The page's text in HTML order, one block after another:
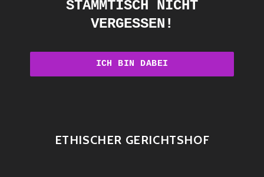
STAMMTISCH NICHT
VERGESSEN!
ETHISCHER GERICHTSHOF